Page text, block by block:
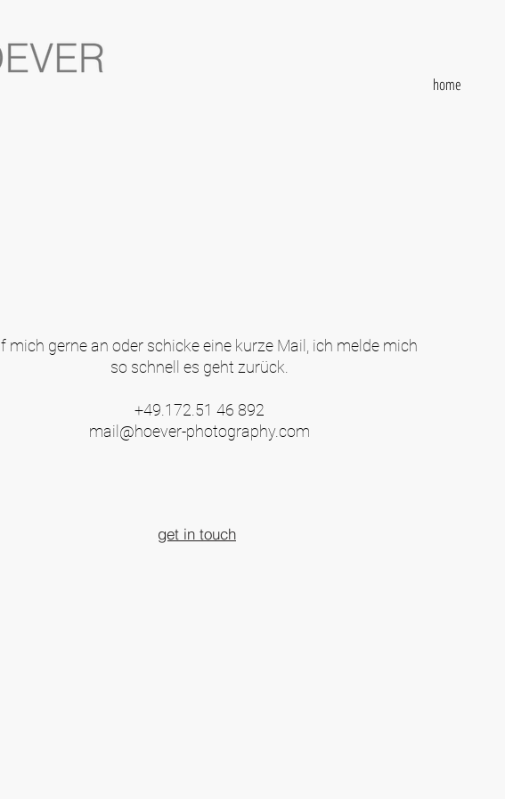
home
mich gerne an oder schicke eine kurze Mail, ich melde mich
so schnell es geht zurück.
+49.172.51 46 892
mail@hoever-photography.com
get in touch